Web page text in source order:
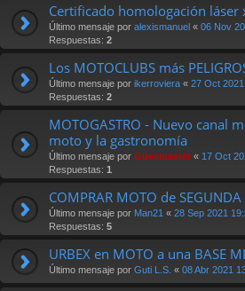
Certificado homologación láser
Último mensaje por alexismanuel « 06 Nov
Respuestas: 2
Los MOTOCLUBS más
Último mensaje por ikerroviera « 27 Oct
Respuestas: 2
MOTOGASTRO - Nuevo canal
moto y la gastronomía
Último mensaje por Güesmaster « 17 Oct
Respuestas: 1
COMPRAR MOTO de
Último mensaje por Man21 « 28 Sep 2021
Respuestas: 5
URBEX en MOTO a una BASE
Último mensaje por Guti L.S. « 08 Abr 2021